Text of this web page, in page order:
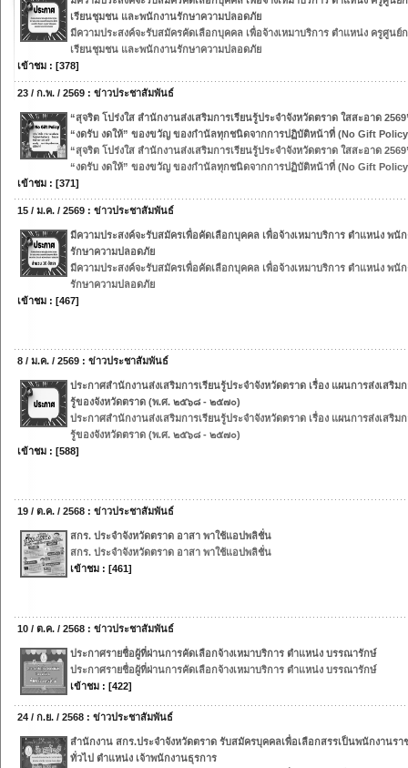
เรียนชุมชน และพนักงานรักษาความปลอดภัย
มีความประสงค์จะรับสมัครคัดเลือกบุคคล เพื่อจ้างเหมาบริการ ตำแหน่ง ครูศูนย์
เรียนชุมชน และพนักงานรักษาความปลอดภัย
เข้าชม : [378]
23 / ก.พ. / 2569 : ข่าวประชาสัมพันธ์
“สุจริต โปร่งใส สำนักงานส่งเสริมการเรียนรู้ประจำจังหวัดตราด ใสสะอาด
“งดรับ งดให้” ของขวัญ ของกำนัลทุกชนิดจากการปฏิบัติหน้าที่ (No Gift
“สุจริต โปร่งใส สำนักงานส่งเสริมการเรียนรู้ประจำจังหวัดตราด ใสสะอาด
“งดรับ งดให้” ของขวัญ ของกำนัลทุกชนิดจากการปฏิบัติหน้าที่ (No Gift
เข้าชม : [371]
15 / ม.ค. / 2569 : ข่าวประชาสัมพันธ์
มีความประสงค์จะรับสมัครเพื่อคัดเลือกบุคคล เพื่อจ้างเหมาบริการ ตำแหน่ง พนั
รักษาความปลอดภัย
มีความประสงค์จะรับสมัครเพื่อคัดเลือกบุคคล เพื่อจ้างเหมาบริการ ตำแหน่ง พนั
รักษาความปลอดภัย
เข้าชม : [467]
8 / ม.ค. / 2569 : ข่าวประชาสัมพันธ์
ประกาศสำนักงานส่งเสริมการเรียนรู้ประจำจังหวัดตราด เรื่อง แผนการส่งเสริมก
รู้ของจังหวัดตราด (พ.ศ. ๒๕๖๘ - ๒๕๗๐)
ประกาศสำนักงานส่งเสริมการเรียนรู้ประจำจังหวัดตราด เรื่อง แผนการส่งเสริมก
รู้ของจังหวัดตราด (พ.ศ. ๒๕๖๘ - ๒๕๗๐)
เข้าชม : [588]
19 / ต.ค. / 2568 : ข่าวประชาสัมพันธ์
สกร. ประจำจังหวัดตราด อาสา พาใช้แอปพลิชั่น
สกร. ประจำจังหวัดตราด อาสา พาใช้แอปพลิชั่น
เข้าชม : [461]
10 / ต.ค. / 2568 : ข่าวประชาสัมพันธ์
ประกาศรายชื่อผู้ที่ผ่านการคัดเลือกจ้างเหมาบริการ ตำแหน่ง บรรณารักษ์
ประกาศรายชื่อผู้ที่ผ่านการคัดเลือกจ้างเหมาบริการ ตำแหน่ง บรรณารักษ์
เข้าชม : [422]
24 / ก.ย. / 2568 : ข่าวประชาสัมพันธ์
สำนักงาน สกร.ประจำจังหวัดตราด รับสมัครบุคคลเพื่อเลือกสรรเป็นพนักงานรา
ทั่วไป ตำแหน่ง เจ้าพนักงานธุรการ